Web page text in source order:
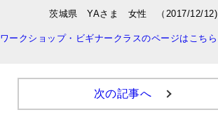
茨城県 YAさま 女性 （2017/12/12)
ワークショップ・ビギナークラスのページはこちら
次の記事へ